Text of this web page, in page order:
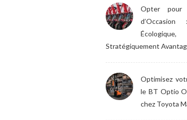
Opter pour
Stratégiquement
Optimisez
le BT Optio
chez Toyota